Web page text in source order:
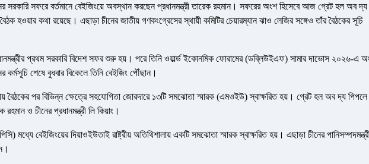
সরকারি সফরে বর্তমানে বেইজিংয়ে অবস্থান করছেন প্রধানমন্ত্রী তারেক রহমান। সফরের অংশ হিসেবে আজ গ্রেট হল অব দ্য
বৈঠক হওয়ার কথা রয়েছে। এছাড়া চীনের জাতীয় গণকংগ্রেসের স্থায়ী কমিটির চেয়ারম্যান ঝাও লেজির সঙ্গেও তাঁর বৈঠকের সূচি
প্রথম সরকারি বিদেশ সফর শুরু হয়। পরে তিনি ওয়ার্ল্ড ইকোনমিক ফোরামের (ডব্লিউইএফ) সামার দাভোস ২০২৬-এ
কর্মসূচি শেষে বুধবার বিকেলে তিনি বেইজিং পৌঁছান।
বৈঠকের পর বিভিন্ন ক্ষেত্রে সহযোগিতা জোরদারে ১৩টি সমঝোতা স্মারক (এমওইউ) স্বাক্ষরিত হয়। গ্রেট হল অব দ্য পিপলে
ও চীনের প্রধানমন্ত্রী লি কিয়াং।
মধ্যে বেইজিংয়ের দিয়াওইউতাই রাষ্ট্রীয় অতিথিশালায় একটি সমঝোতা স্মারক স্বাক্ষরিত হয়। এছাড়া চীনের